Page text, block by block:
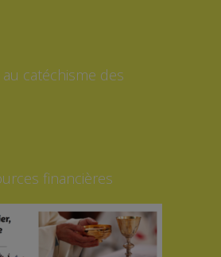
catéchisme des
financières